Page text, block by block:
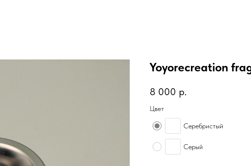
Yoyorecreation
8 000 р.
Цвет
Серебристый
Серый